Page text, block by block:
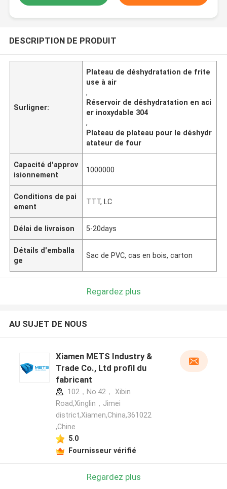
DESCRIPTION DE PRODUIT
Surligner:
Plateau de déshydratation de frite
use à air
,
Réservoir de déshydratation en aci
er inoxydable 304
,
Plateau de plateau pour le déshydr
atateur de four
Capacité d'approv
isionnement
1000000
Conditions de pai
ement
TTT, LC
Délai de livraison 5-20days
Détails d'emballa
ge
Sac de PVC, cas en bois, carton
Regardez plus
AU SUJET DE NOUS
Xiamen METS Industry &
Trade Co., Ltd profil du
fabricant
102，No.42， Xibin
Road,Xinglin，Jimei
district,Xiamen,China,361022
,Chine
5.0
Fournisseur vérifié
Regardez plus